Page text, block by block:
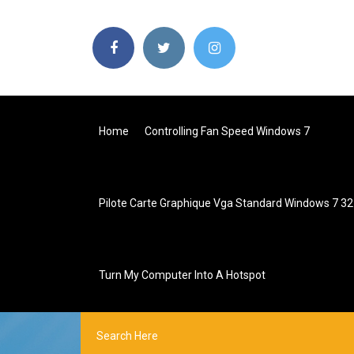
Home Controlling Fan Speed Windows 7
Pilote Carte Graphique Vga Standard Windows 7
Turn My Computer Into A Hotspot